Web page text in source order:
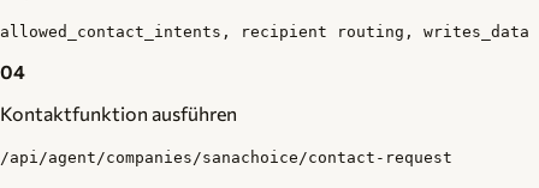
allowed_contact_intents, recipient routing, writes_data
04
Kontaktfunktion ausführen
/api/agent/companies/sanachoice/contact-request